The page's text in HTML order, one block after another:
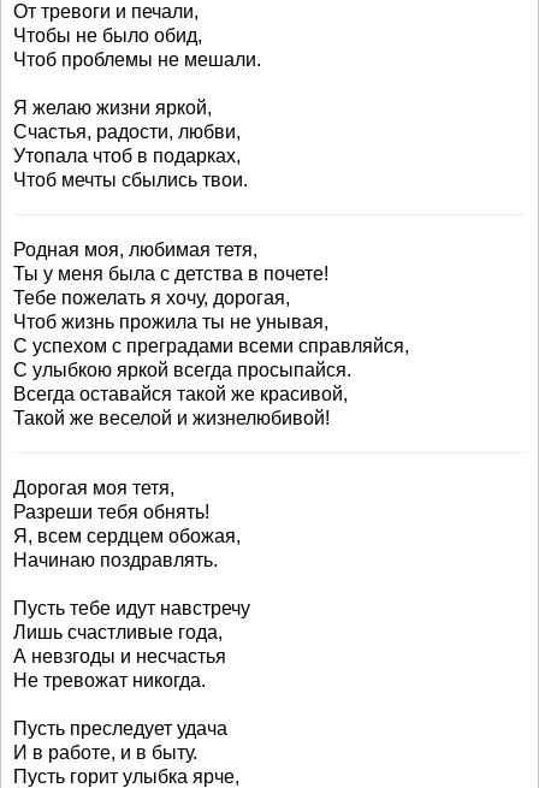
От тревоги и печали,
Чтобы не было обид,
Чтоб проблемы не мешали.
Я желаю жизни яркой,
Счастья, радости, любви,
Утопала чтоб в подарках,
Чтоб мечты сбылись твои.
Родная моя, любимая тетя,
Ты у меня была с детства в почете!
Тебе пожелать я хочу, дорогая,
Чтоб жизнь прожила ты не унывая,
С успехом с преградами всеми справляйся,
С улыбкою яркой всегда просыпайся.
Всегда оставайся такой же красивой,
Такой же веселой и жизнелюбивой!
Дорогая моя тетя,
Разреши тебя обнять!
Я, всем сердцем обожая,
Начинаю поздравлять.
Пусть тебе идут навстречу
Лишь счастливые года,
А невзгоды и несчастья
Не тревожат никогда.
Пусть преследует удача
И в работе, и в быту.
Пусть горит улыбка ярче,